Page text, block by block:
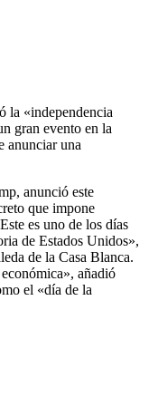
la «independencia
gran evento en la
anunciar una
anunció este
que impone
es uno de los días
de Estados Unidos»,
de la Casa Blanca.
añadió
el «día de la